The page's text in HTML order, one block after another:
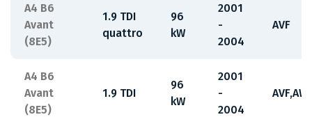
A4 B6
Avant
(8E5)
1.9 TDI
quattro
96
kW
2001
-
2004
AVF
A4 B6
Avant
(8E5)
1.9 TDI
96
kW
2001
-
2004